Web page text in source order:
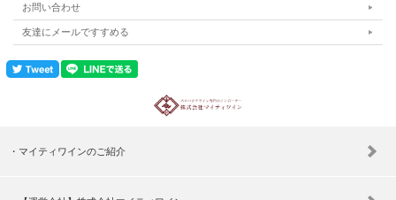
お問い合わせ
友達にメールですすめる
マイティワインのご紹介